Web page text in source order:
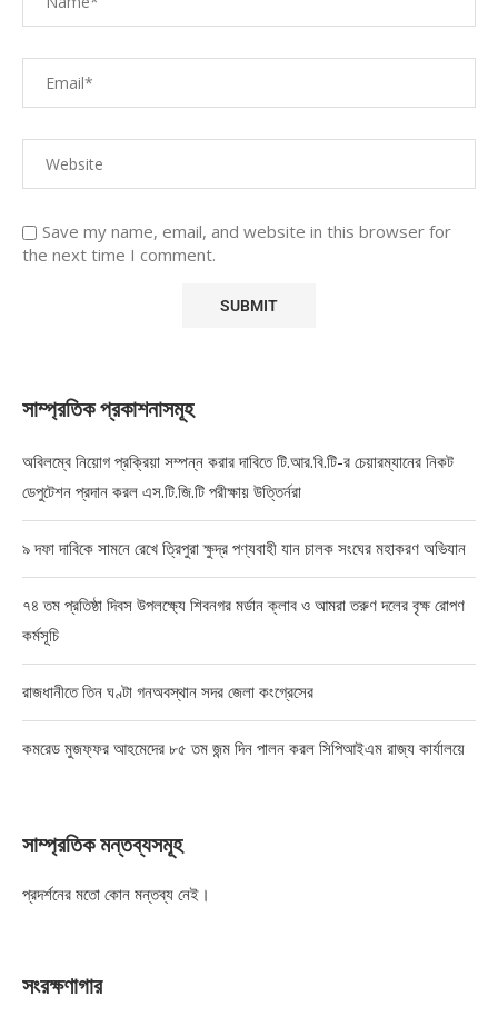
Save my name, email, and website in this browser for
the next time I comment.
সাম্প্রতিক প্রকাশনাসমূহ
অবিলম্বে নিয়োগ প্রক্রিয়া সম্পন্ন করার দাবিতে টি.আর.বি.টি-র চেয়ারম্যানের নিকট
ডেপুটেশন প্রদান করল এস.টি.জি.টি পরীক্ষায় উত্তির্নরা
৯ দফা দাবিকে সামনে রেখে ত্রিপুরা ক্ষুদ্র পণ্যবাহী যান চালক সংঘের মহাকরণ অভিযান
৭৪ তম প্রতিষ্ঠা দিবস উপলক্ষ্যে শিবনগর মর্ডান ক্লাব ও আমরা তরুণ দলের বৃক্ষ রোপণ
কর্মসূচি
রাজধানীতে তিন ঘণ্টা গনঅবস্থান সদর জেলা কংগ্রেসের
কমরেড মুজফ্ফর আহমেদের ৮৫ তম জন্ম দিন পালন করল সিপিআইএম রাজ্য কার্যালয়ে
সাম্প্রতিক মন্তব্যসমূহ
প্রদর্শনের মতো কোন মন্তব্য নেই।
সংরক্ষণাগার